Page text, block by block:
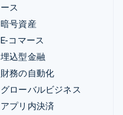
ース
暗号資産
E-コマース
埋込型金融
財務の自動化
グローバルビジネス
アプリ内決済